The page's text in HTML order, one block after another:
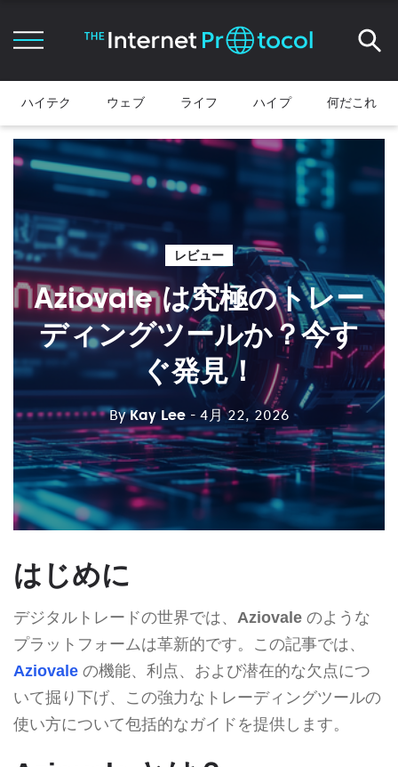
ハイテク ウェブ ライフ ハイプ 何だこれ
レビュー
Aziovale は究極のトレー
ディングツールか？今す
ぐ発見！
ByKay Lee - 4月 22, 2026
はじめに
デジタルトレードの世界では、 Aziovale のような
プラットフォームは革新的です。この記事では、
Aziovale の機能、利点、および潜在的な欠点につ
いて掘り下げ、この強力なトレーディングツールの
使い方について包括的なガイドを提供します。